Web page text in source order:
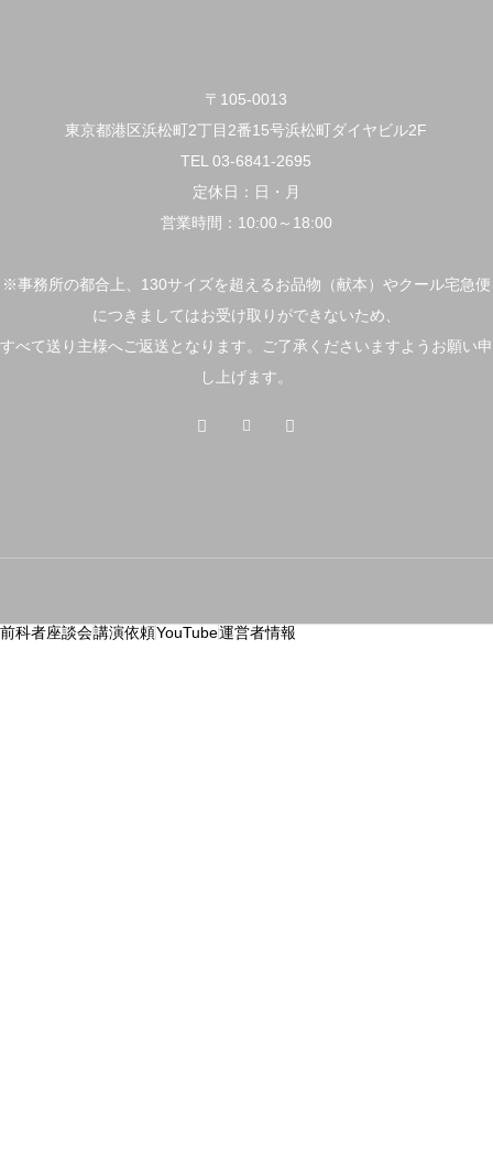
〒105-0013
東京都港区浜松町2丁目2番15号浜松町ダイヤビル2F
TEL 03-6841-2695
定休日：日・月
営業時間：10:00～18:00
※事務所の都合上、130サイズを超えるお品物（献本）やクール宅急便
につきましてはお受け取りができないため、
すべて送り主様へご返送となります。ご了承くださいますようお願い申
し上げます。
前科者座談会講演依頼YouTube運営者情報